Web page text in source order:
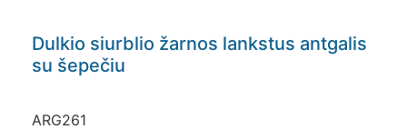
Dulkio siurblio žarnos lankstus antgalis
su šepečiu
ARG261